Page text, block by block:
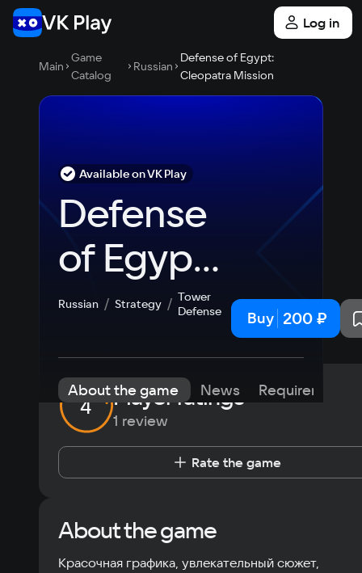
Log in
Main
Game
Catalog
Russian
Defense of Egypt:
Cleopatra Mission
Available on VK Play
Defense
of Egypt:
Cleopatra
Mission
Russian Strategy
Tower
Defense
Buy 200 ₽
About the game News Requirements
4 Player ratings
1 review
Rate the game
About the game
Красочная графика, увлекательный сюжет,